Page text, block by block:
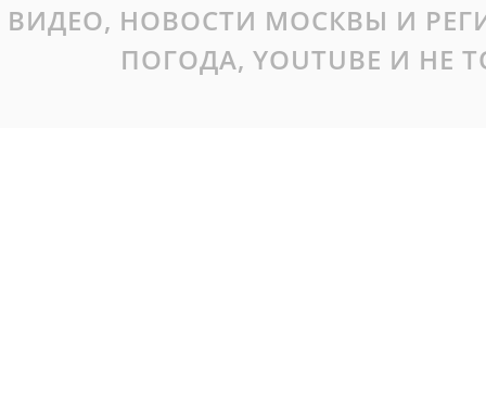
ВИДЕО, НОВОСТИ МОСКВЫ И
ПОГОДА, YOUTUBE И